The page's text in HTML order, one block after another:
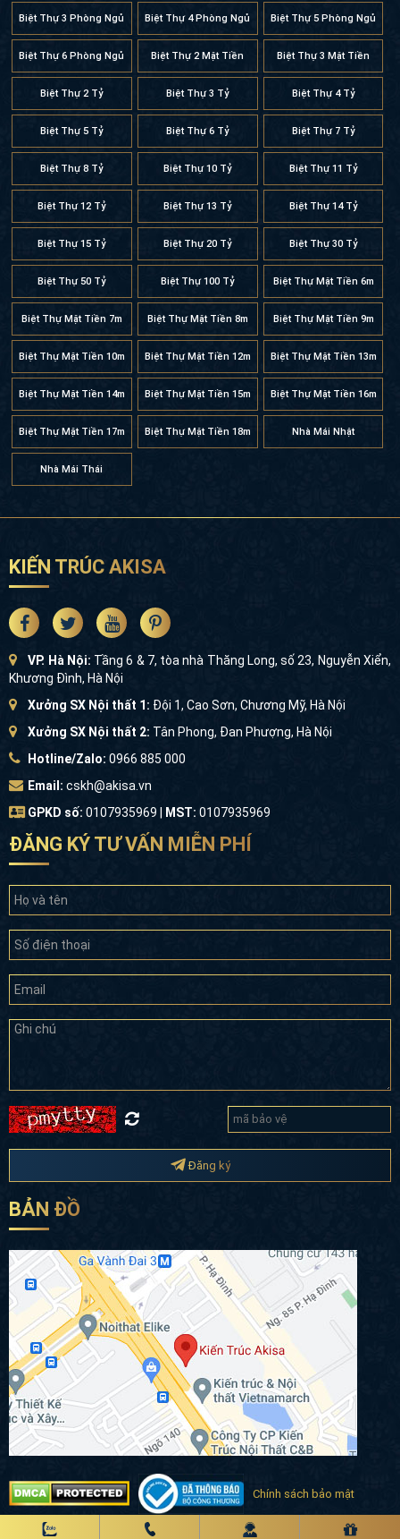
Biệt Thự 3 Phòng Ngủ Biệt Thự 4 Phòng Ngủ Biệt Thự 5 Phòng Ngủ
Biệt Thự 6 Phòng Ngủ Biệt Thự 2 Mặt Tiền Biệt Thự 3 Mặt Tiền
Biệt Thự 2 Tỷ Biệt Thự 3 Tỷ Biệt Thự 4 Tỷ
Biệt Thự 5 Tỷ Biệt Thự 6 Tỷ Biệt Thự 7 Tỷ
Biệt Thự 8 Tỷ Biệt Thự 10 Tỷ Biệt Thự 11 Tỷ
Biệt Thự 12 Tỷ Biệt Thự 13 Tỷ Biệt Thự 14 Tỷ
Biệt Thự 15 Tỷ Biệt Thự 20 Tỷ Biệt Thự 30 Tỷ
Biệt Thự 50 Tỷ Biệt Thự 100 Tỷ Biệt Thự Mặt Tiền 6m
Biệt Thự Mặt Tiền 7m Biệt Thự Mặt Tiền 8m Biệt Thự Mặt Tiền 9m
Biệt Thự Mặt Tiền 10m Biệt Thự Mặt Tiền 12m Biệt Thự Mặt Tiền 13m
Biệt Thự Mặt Tiền 14m Biệt Thự Mặt Tiền 15m Biệt Thự Mặt Tiền 16m
Biệt Thự Mặt Tiền 17m Biệt Thự Mặt Tiền 18m Nhà Mái Nhật
Nhà Mái Thái
KIẾN TRÚC AKISA
VP. Hà Nội: Tầng 6 & 7, tòa nhà Thăng Long, số 23, Nguyễn Xiển,
Khương Đình, Hà Nội
Xưởng SX Nội thất 1: Đội 1, Cao Sơn, Chương Mỹ, Hà Nội
Xưởng SX Nội thất 2: Tân Phong, Đan Phượng, Hà Nội
Hotline/Zalo: 0966 885 000
Email: cskh@akisa.vn
GPKD số: 0107935969 | MST: 0107935969
ĐĂNG KÝ TƯ VẤN MIỄN PHÍ
Đăng ký
BẢN ĐỒ
Chính sách bảo mật